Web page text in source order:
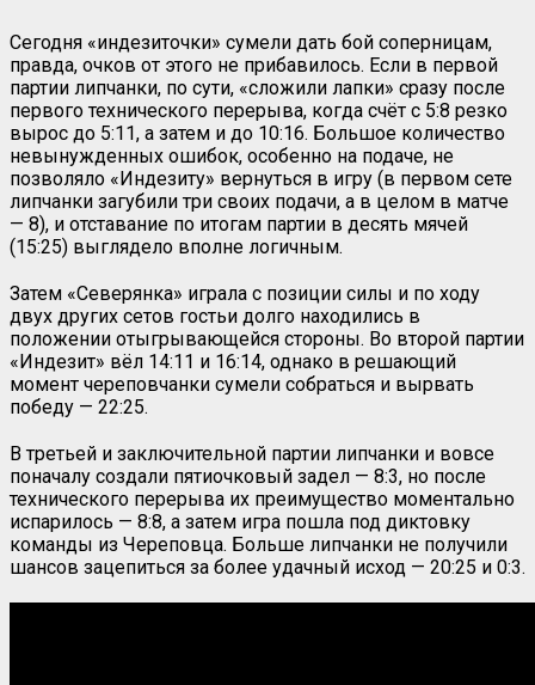
Сегодня «индезиточки» сумели дать бой соперницам,
правда, очков от этого не прибавилось. Если в первой
партии липчанки, по сути, «сложили лапки» сразу после
первого технического перерыва, когда счёт с 5:8 резко
вырос до 5:11, а затем и до 10:16. Большое количество
невынужденных ошибок, особенно на подаче, не
позволяло «Индезиту» вернуться в игру (в первом сете
липчанки загубили три своих подачи, а в целом в матче
— 8), и отставание по итогам партии в десять мячей
(15:25) выглядело вполне логичным.
Затем «Северянка» играла с позиции силы и по ходу
двух других сетов гостьи долго находились в
положении отыгрывающейся стороны. Во второй партии
«Индезит» вёл 14:11 и 16:14, однако в решающий
момент череповчанки сумели собраться и вырвать
победу — 22:25.
В третьей и заключительной партии липчанки и вовсе
поначалу создали пятиочковый задел — 8:3, но после
технического перерыва их преимущество моментально
испарилось — 8:8, а затем игра пошла под диктовку
команды из Череповца. Больше липчанки не получили
шансов зацепиться за более удачный исход — 20:25 и 0:3.